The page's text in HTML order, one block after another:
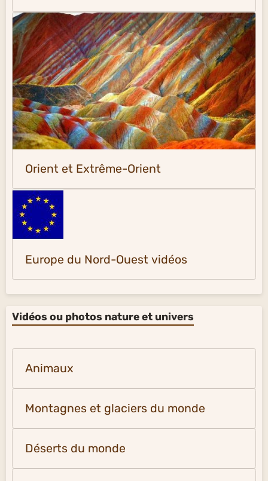
Orient et Extrême-Orient
Europe du Nord-Ouest vidéos
Vidéos ou photos nature et univers
Animaux
Montagnes et glaciers du monde
Déserts du monde